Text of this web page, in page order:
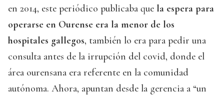
en 2014, este periódico publicaba que la espera para
operarse en Ourense era la menor de los
hospitales gallegos, también lo era para pedir una
consulta antes de la irrupción del covid, donde el
área ourensana era referente en la comunidad
autónoma. Ahora, apuntan desde la gerencia a “un